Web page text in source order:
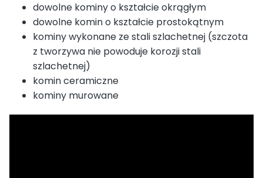
dowolne kominy o kształcie okrągłym
dowolne komin o kształcie prostokątnym
kominy wykonane ze stali szlachetnej (szczota
z tworzywa nie powoduje korozji stali
szlachetnej)
komin ceramiczne
kominy murowane